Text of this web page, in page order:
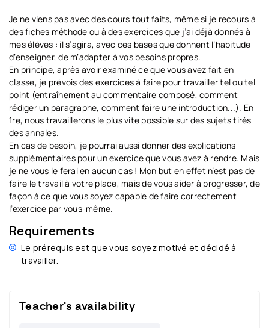
Je ne viens pas avec des cours tout faits, même si je recours à
des fiches méthode ou à des exercices que j’ai déjà donnés à
mes élèves : il s’agira, avec ces bases que donnent l’habitude
d’enseigner, de m’adapter à vos besoins propres.
En principe, après avoir examiné ce que vous avez fait en
classe, je prévois des exercices à faire pour travailler tel ou tel
point (entraînement au commentaire composé, comment
rédiger un paragraphe, comment faire une introduction...). En
1re, nous travaillerons le plus vite possible sur des sujets tirés
des annales.
En cas de besoin, je pourrai aussi donner des explications
supplémentaires pour un exercice que vous avez à rendre. Mais
je ne vous le ferai en aucun cas ! Mon but en effet n’est pas de
faire le travail à votre place, mais de vous aider à progresser, de
façon à ce que vous soyez capable de faire correctement
l’exercice par vous-même.
Requirements
Le prérequis est que vous soyez motivé et décidé à
travailler.
Teacher's availability